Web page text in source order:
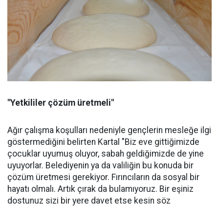
"Yetkililer çözüm üretmeli"
Ağır çalışma koşulları nedeniyle gençlerin mesleğe ilgi
göstermediğini belirten Kartal "Biz eve gittiğimizde
çocuklar uyumuş oluyor, sabah geldiğimizde de yine
uyuyorlar. Belediyenin ya da valiliğin bu konuda bir
çözüm üretmesi gerekiyor. Fırıncıların da sosyal bir
hayatı olmalı. Artık çırak da bulamıyoruz. Bir eşiniz
dostunuz sizi bir yere davet etse kesin söz